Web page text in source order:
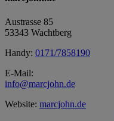
Austrasse 85
53343 Wachtberg
Handy: 0171/7858190
E-Mail:
info@marcjohn.de
Website: marcjohn.de